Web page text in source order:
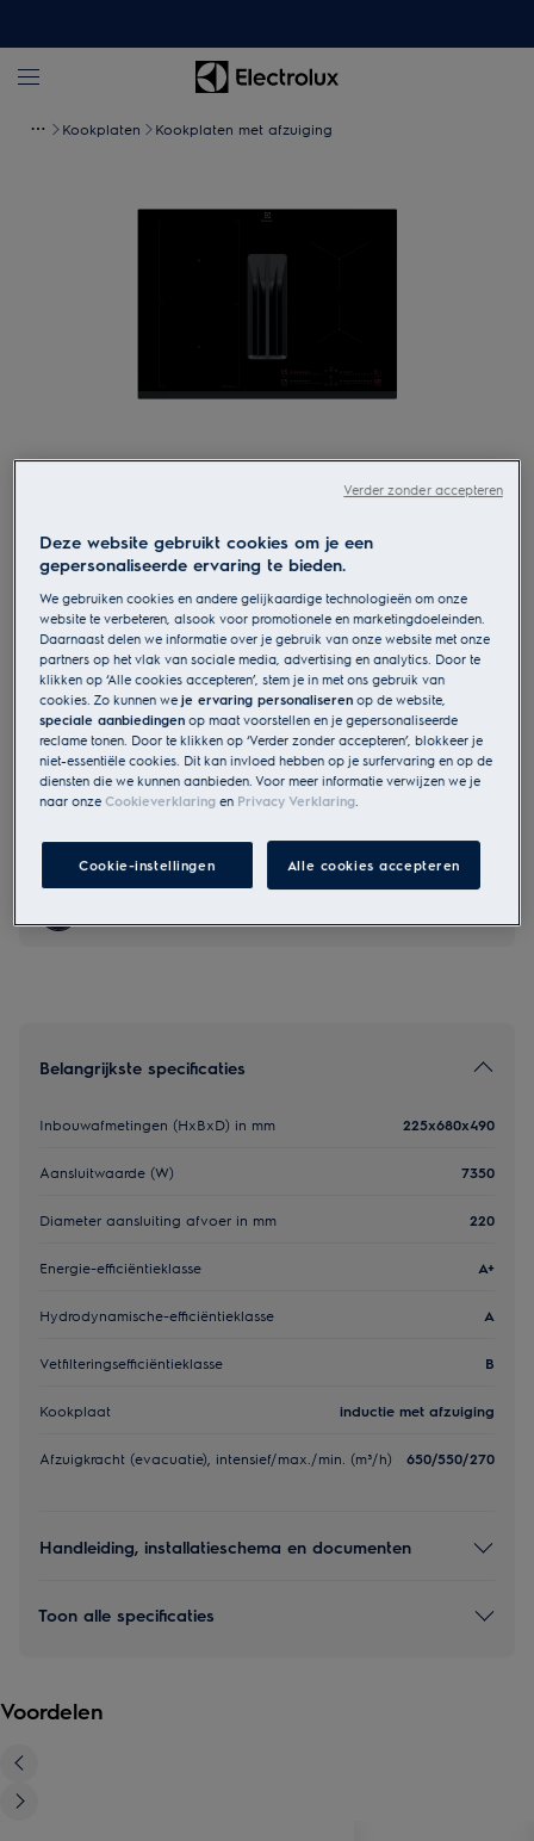
Kookplaten Kookplaten met afzuiging
Tik om in te zoomen
KCC73443
600 ComboHob met Bridge functie
- 70 cm
EU Productfiche
€ 2.079,99
Veiligheidsinstructies en veiligheidswaarschuwingen volgens
van de handleiding. Lees de volledige handleiding voor een
veilig gebruik van het product.
Belangrijkste specificaties
Inbouwafmetingen (HxBxD) in mm 225x680x490
Aansluitwaarde (W) 7350
Diameter aansluiting afvoer in mm 220
Energie-efficiëntieklasse A+
Hydrodynamische-efficiëntieklasse A
Vetfilteringsefficiëntieklasse B
Kookplaat inductie met afzuiging
Afzuigkracht (evacuatie), intensief/max./min. (m³/h) 650/550/270
Handleiding, installatieschema en documenten
Toon alle specificaties
Voordelen
Deze website gebruikt cookies om je een
gepersonaliseerde ervaring te bieden.
We gebruiken cookies en andere gelijkaardige technologieën om onze
website te verbeteren, alsook voor promotionele en marketingdoeleinden.
Daarnaast delen we informatie over je gebruik van onze website met onze
partners op het vlak van sociale media, advertising en analytics. Door te
klikken op ‘Alle cookies accepteren’, stem je in met ons gebruik van
cookies. Zo kunnen weje ervaring personaliseren op de website,
speciale aanbiedingen op maat voorstellen en je gepersonaliseerde
reclame tonen. Door te klikken op ‘Verder zonder accepteren’, blokkeer je
niet-essentiële cookies. Dit kan invloed hebben op je surfervaring en op de
diensten die we kunnen aanbieden. Voor meer informatie verwijzen we je
naar onzeCookieverklaring en Privacy Verklaring
Cookie-instellingen Alle cookies accepteren
Verder zonder accepteren